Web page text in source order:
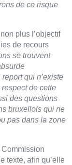
de ce risque
plus l’objectif
de recours
se trouvent
qui n’existe
de cette
des questions
bruxellois qui ne
pas dans la zone
Commission
texte, afin qu’elle